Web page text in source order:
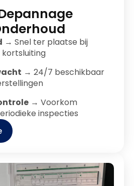
→ Snel ter plaatse bij
→ 24/7 beschikbaar
→ Voorkom
inspecties